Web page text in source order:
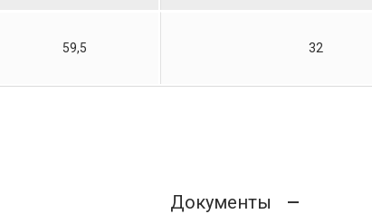
59,5 32
Документы